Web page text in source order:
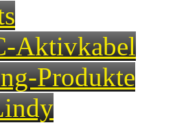
Aktivkabel
Produkte